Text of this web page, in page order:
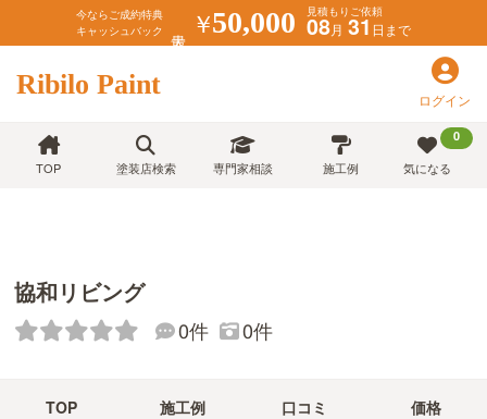
今ならご成約特典
キャッシュバック
￥50,000 見積もりご依頼
08月 31日まで
Ribilo Paint ログイン
TOP 塗装店検索 専門家相談 施工例
0
気になる
協和リビング
0件 0件
TOP 施工例 口コミ 価格